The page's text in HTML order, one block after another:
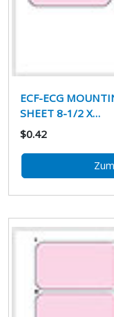
ECF-ECG
SHEET 8-1/2 X…
$0.42